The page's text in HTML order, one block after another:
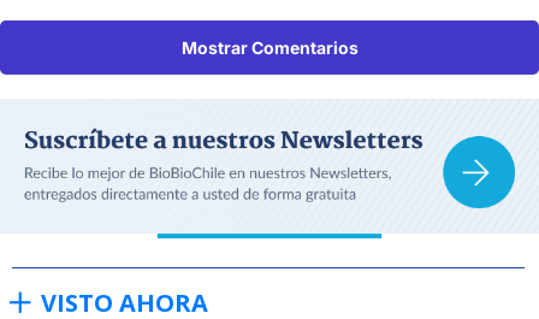
Mostrar Comentarios
VISTO AHORA